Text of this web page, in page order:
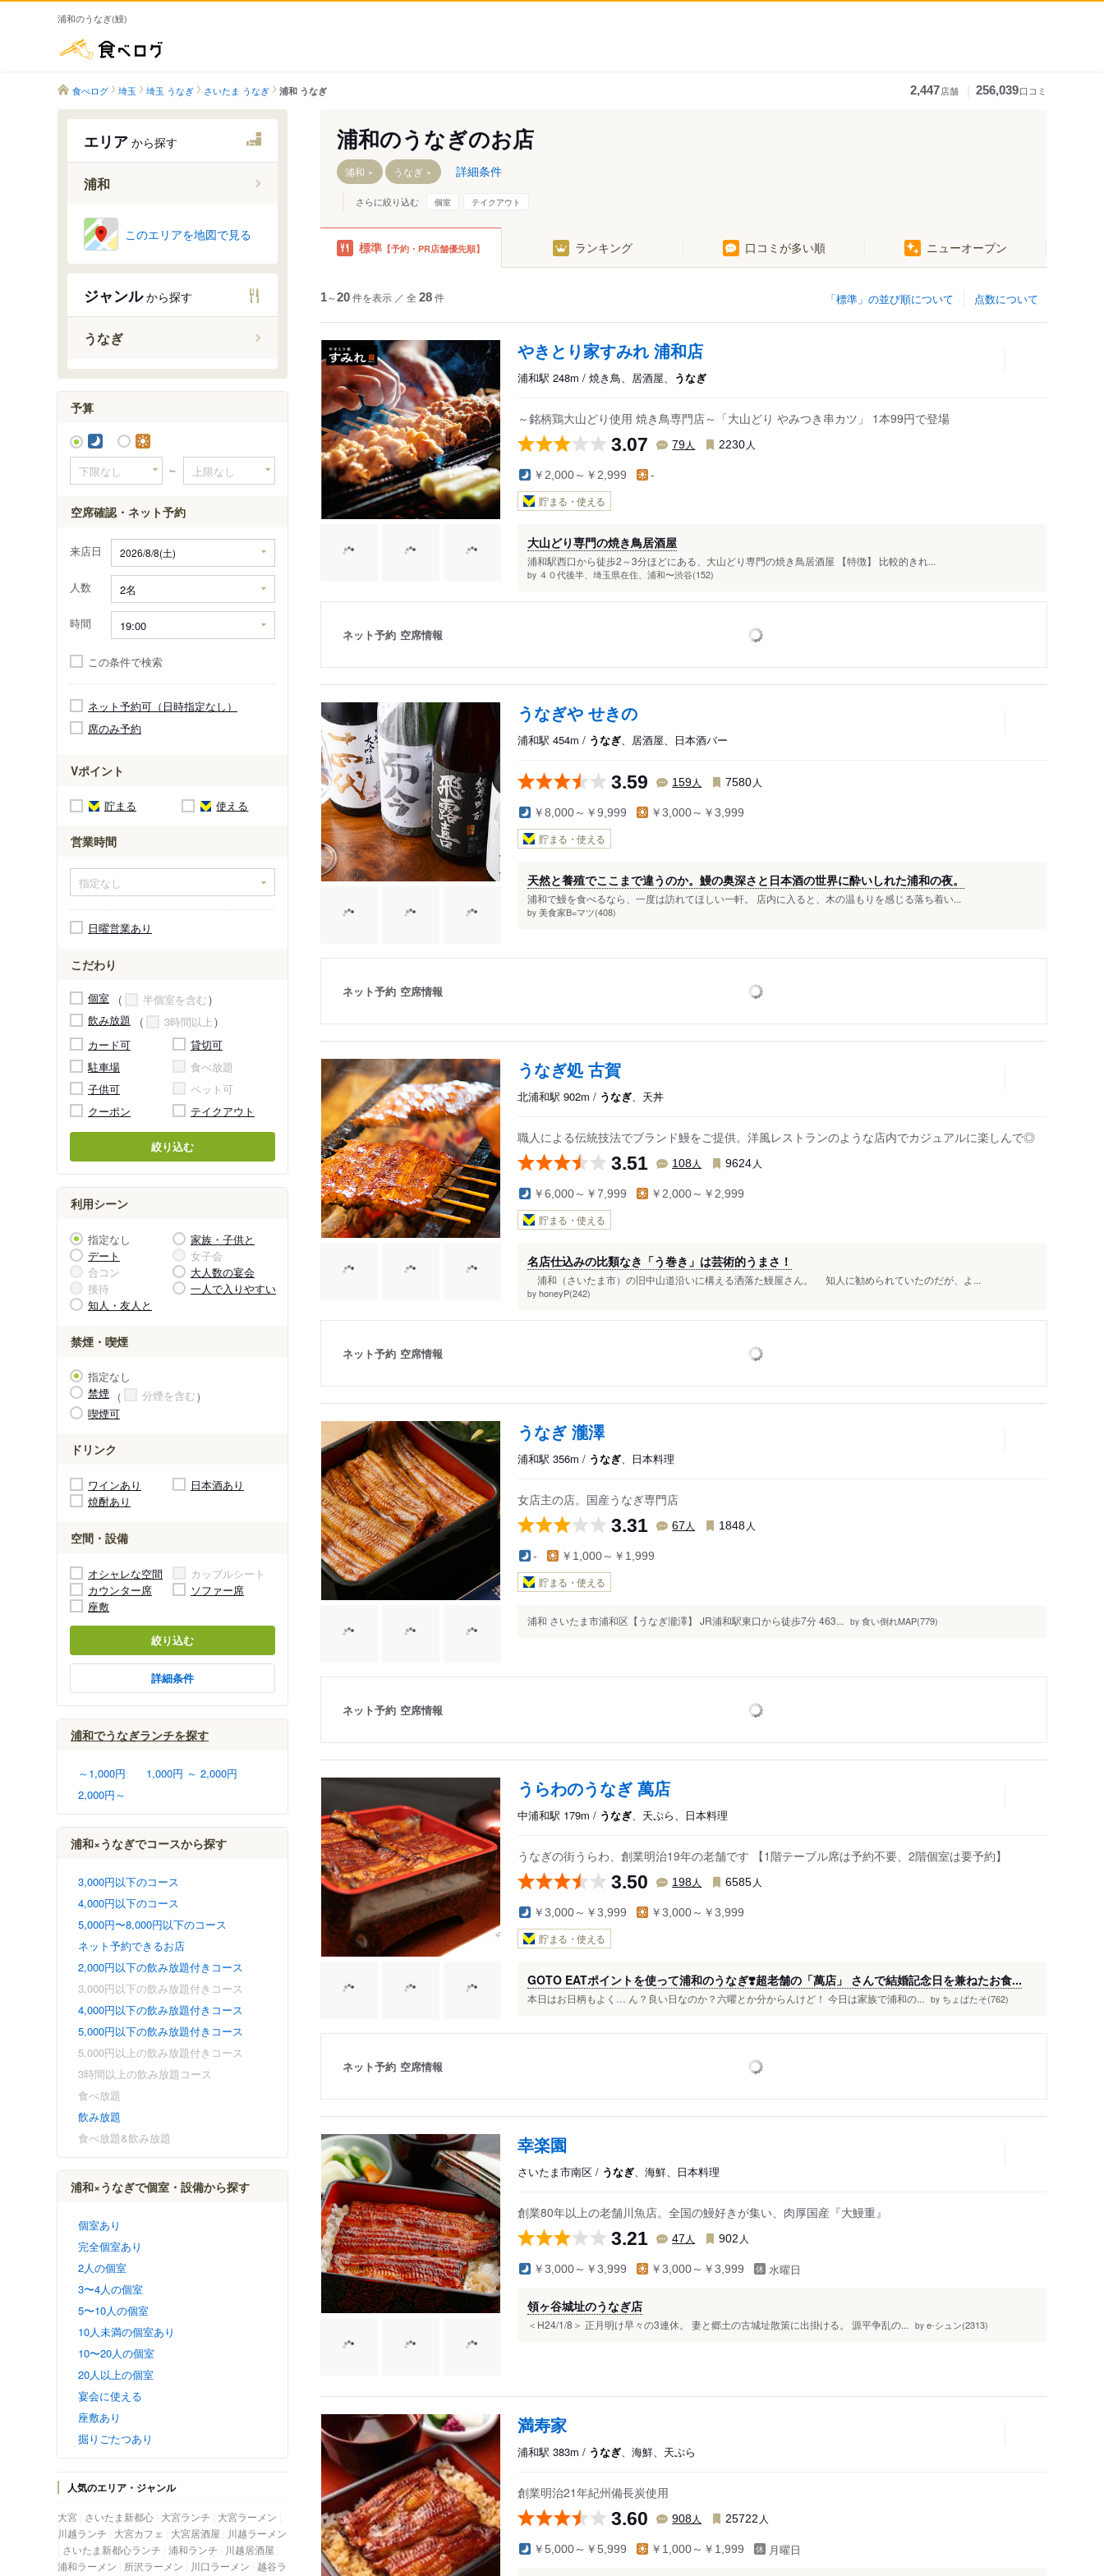
浦和のうなぎ(鰻)
食べログ 埼玉 埼玉 うなぎ さいたま うなぎ 浦和 うなぎ 2,447店舗 256,039口コミ
エリア から探す
浦和
西浦和駅
武蔵浦和駅
東浦和駅
北浦和駅
浦和駅
中浦和駅
浦和美園駅
このエリアを地図で見る
ジャンルから探す
うなぎ
予算
～
空席確認・ネット予約
来店日
人数
時間
この条件で検索
ネット予約可（日時指定なし）
席のみ予約
Vポイント
貯まる 使える
営業時間
日曜営業あり
こだわり
個室
半個室を含む
飲み放題
3時間以上
カード可
貸切可
駐車場
食べ放題
子供可
ペット可
クーポン
テイクアウト
絞り込む
利用シーン
指定なし
家族・子供と
デート
女子会
合コン
大人数の宴会
接待
一人で入りやすい
知人・友人と
禁煙・喫煙
指定なし
禁煙
分煙を含む
喫煙可
ドリンク
ワインあり
日本酒あり
焼酎あり
空間・設備
オシャレな空間
カップルシート
カウンター席
ソファー席
座敷
絞り込む
詳細条件
浦和でうなぎランチを探す
～1,000円
1,000円 ～ 2,000円
2,000円～
浦和×うなぎでコースから探す
3,000円以下のコース
4,000円以下のコース
5,000円〜8,000円以下のコース
ネット予約できるお店
2,000円以下の飲み放題付きコース
3,000円以下の飲み放題付きコース
4,000円以下の飲み放題付きコース
5,000円以下の飲み放題付きコース
5,000円以上の飲み放題付きコース
3時間以上の飲み放題コース
食べ放題
飲み放題
食べ放題&飲み放題
浦和×うなぎで個室・設備から探す
個室あり
完全個室あり
2人の個室
3〜4人の個室
5〜10人の個室
10人未満の個室あり
10〜20人の個室
20人以上の個室
宴会に使える
座敷あり
掘りごたつあり
人気のエリア・ジャンル
大宮 さいたま新都心 大宮ランチ
大宮ラーメン
川越ランチ
大宮カフェ 大宮居酒屋
川越ラーメン
さいたま新都心ランチ 浦和ランチ
川越居酒屋
浦和ラーメン
所沢ラーメン 川口ラーメン
越谷ラ
浦和のうなぎのお店
浦和 うなぎ 詳細条件
さらに絞り込む 個室 テイクアウト
標準 【予約・PR店舗優先順】 ランキング 口コミが多い順 ニューオープン
点数について
「標準」の並び順について
1～20件を表示 ／ 全 28件
やきとり家すみれ 浦和店
浦和駅 248m / 焼き鳥、居酒屋、 うなぎ
～銘柄鶏大山どり使用 焼き鳥専門店～「大山どり やみつき串カツ」 1本99円で登場
3.07 79人 2230 人
￥2,000～￥2,999 -
貯まる・使える
大山どり専門の焼き鳥居酒屋
浦和駅西口から徒歩2～3分ほどにある、大山どり専門の焼き鳥居酒屋 【特徴】 比較的きれ...
by ４０代後半、埼玉県在住、浦和〜渋谷(152)
ネット予約 空席情報
うなぎや せきの
浦和駅 454m / うなぎ、居酒屋、日本酒バー
3.59 159人 7580 人
￥8,000～￥9,999 ￥3,000～￥3,999
貯まる・使える
天然と養殖でここまで違うのか。鰻の奥深さと日本酒の世界に酔いしれた浦和の夜。
浦和で鰻を食べるなら、一度は訪れてほしい一軒。 店内に入ると、木の温もりを感じる落ち着い...
by 美食家B=マツ(408)
ネット予約 空席情報
うなぎ処 古賀
北浦和駅 902m / うなぎ、天丼
職人による伝統技法でブランド鰻をご提供。洋風レストランのような店内でカジュアルに楽しんで◎
3.51 108人 9624 人
￥6,000～￥7,999 ￥2,000～￥2,999
貯まる・使える
名店仕込みの比類なき「う巻き」は芸術的うまさ！
浦和（さいたま市）の旧中山道沿いに構える洒落た鰻屋さん。 知人に勧められていたのだが、よ...
by honeyP(242)
ネット予約 空席情報
うなぎ 瀧澤
浦和駅 356m / うなぎ、日本料理
女店主の店。国産うなぎ専門店
3.31 67 人 1848 人
- ￥1,000～￥1,999
貯まる・使える
浦和 さいたま市浦和区【うなぎ瀧澤】 JR浦和駅東口から徒歩7分‍ 463... by 食い倒れMAP(779)
ネット予約 空席情報
うらわのうなぎ 萬店
中浦和駅 179m / うなぎ、天ぷら、日本料理
うなぎの街うらわ、創業明治19年の老舗です 【1階テーブル席は予約不要、2階個室は要予約】
3.50 198人 6585 人
￥3,000～￥3,999 ￥3,000～￥3,999
貯まる・使える
GOTO EATポイントを使って浦和のうなぎ❣️超老舗の「萬店」 さんで結婚記念日を兼ねたお食...
本日はお日柄もよく… ん？良い日なのか？六曜とか分からんけど！ 今日は家族で浦和の... by ちょぱたそ(762)
ネット予約 空席情報
幸楽園
さいたま市南区 / うなぎ、海鮮、日本料理
創業80年以上の老舗川魚店。全国の鰻好きが集い、肉厚国産『大鰻重』
3.21 47 人 902 人
￥3,000～￥3,999 ￥3,000～￥3,999 水曜日
領ヶ谷城址のうなぎ店
＜H24/1/8＞ 正月明け早々の3連休。 妻と郷土の古城址散策に出掛ける。 源平争乱の... by e-シュン(2313)
満寿家
浦和駅 383m / うなぎ、海鮮、天ぷら
創業明治21年紀州備長炭使用
3.60 908人 25722 人
￥5,000～￥5,999 ￥1,000～￥1,999 月曜日